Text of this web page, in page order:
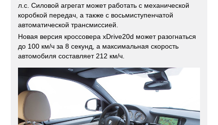
л.с. Силовой агрегат может работать с механической
коробкой передач, а также с восьмиступенчатой
автоматической трансмиссией.
Новая версия кроссовера xDrive20d может разогнаться
до 100 км/ч за 8 секунд, а максимальная скорость
автомобиля составляет 212 км/ч.